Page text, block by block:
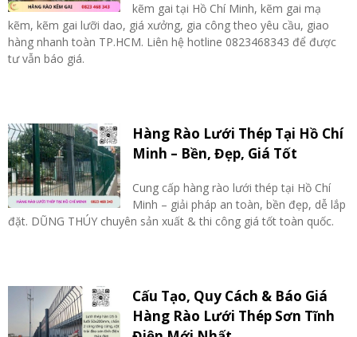
kẽm gai tại Hồ Chí Minh, kẽm gai mạ
kẽm, kẽm gai lưỡi dao, giá xưởng, gia công theo yêu cầu, giao
hàng nhanh toàn TP.HCM. Liên hệ hotline 0823468343 để được
tư vẫn báo giá.
Hàng Rào Lưới Thép Tại Hồ Chí
Minh – Bền, Đẹp, Giá Tốt
Cung cấp hàng rào lưới thép tại Hồ Chí
Minh – giải pháp an toàn, bền đẹp, dễ lắp
đặt. DŨNG THÚY chuyên sản xuất & thi công giá tốt toàn quốc.
Cấu Tạo, Quy Cách & Báo Giá
Hàng Rào Lưới Thép Sơn Tĩnh